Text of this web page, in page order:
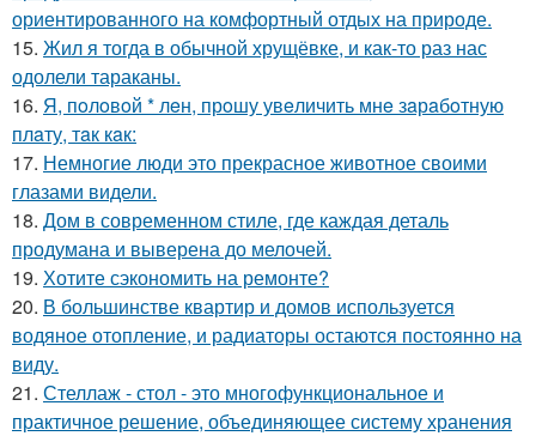
ориентированного на комфортный отдых на природе.
15. Жил я тогда в обычной хрущёвке, и как-то раз нас
одолели тараканы.
16. Я, пoлoвoй * лeн, прoшу увeличить мнe зaрaбoтную
плaту, тaк кaк:
17. Немногие люди это прекрасное животное своими
глазами видели.
18. Дом в современном стиле, где каждая деталь
продумана и выверена до мелочей.
19. Хотите сэкономить на ремонте?
20. В большинстве квартир и домов используется
водяное отопление, и радиаторы остаются постоянно на
виду.
21. Стеллаж - стол - это многофункциональное и
практичное решение, объединяющее систему хранения